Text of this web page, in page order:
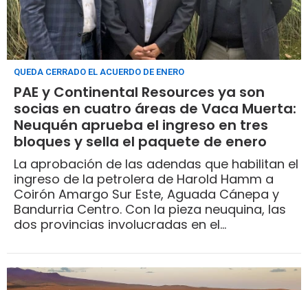
QUEDA CERRADO EL ACUERDO DE ENERO
PAE y Continental Resources ya son
socias en cuatro áreas de Vaca Muerta:
Neuquén aprueba el ingreso en tres
bloques y sella el paquete de enero
La aprobación de las adendas que habilitan el
ingreso de la petrolera de Harold Hamm a
Coirón Amargo Sur Este, Aguada Cánepa y
Bandurria Centro. Con la pieza neuquina, las
dos provincias involucradas en el
societario en cuatro meses. PAE retiene la
operación en los bloques.